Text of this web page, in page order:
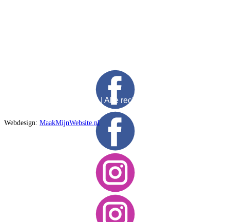
| MichielMostert.nl | Alle rechten voorbehouden
Webdesign: MaakMijnWebsite.nl